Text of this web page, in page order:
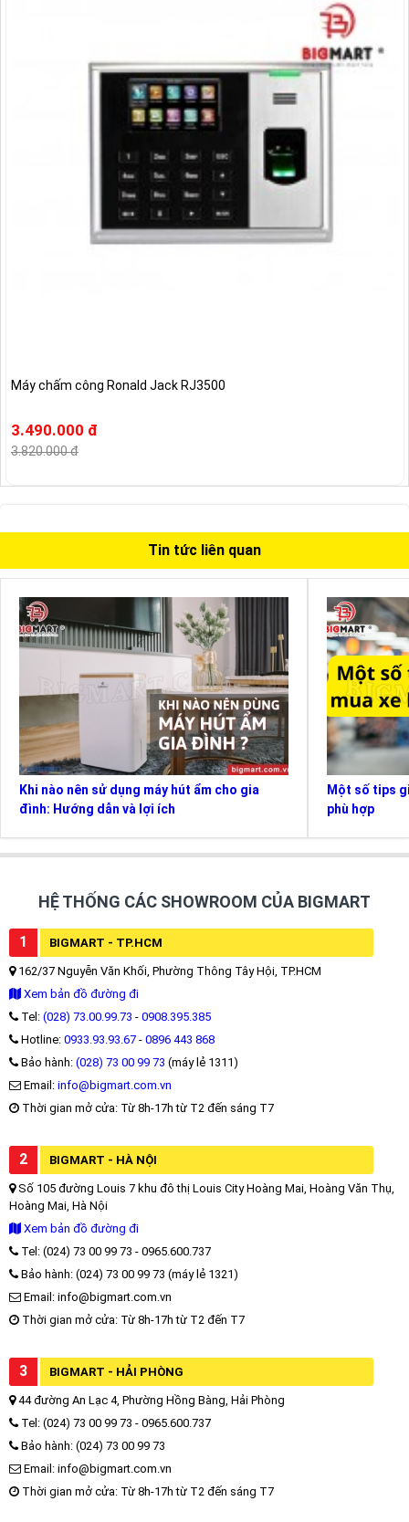
Máy chấm công Ronald Jack RJ3500
3.490.000 đ
3.820.000 đ
Tin tức liên quan
Khi nào nên sử dụng máy hút ẩm cho gia
đình: Hướng dẫn và lợi ích
Một số tips
phù hợp
HỆ THỐNG CÁC SHOWROOM CỦA BIGMART
1 BIGMART - TP.HCM
162/37 Nguyễn Văn Khối, Phường Thông Tây Hội, TP.HCM
Xem bản đồ đường đi
Tel: (028) 73.00.99.73 - 0908.395.385
Hotline: 0933.93.93.67 - 0896 443 868
Bảo hành: (028) 73 00 99 73 (máy lẻ 1311)
Email: info@bigmart.com.vn
Thời gian mở cửa: Từ 8h-17h từ T2 đến sáng T7
2 BIGMART - HÀ NỘI
Số 105 đường Louis 7 khu đô thị Louis City Hoàng Mai, Hoàng Văn Thụ,
Hoàng Mai, Hà Nội
Xem bản đồ đường đi
Tel: (024) 73 00 99 73 - 0965.600.737
Bảo hành: (024) 73 00 99 73 (máy lẻ 1321)
Email: info@bigmart.com.vn
Thời gian mở cửa: Từ 8h-17h từ T2 đến T7
3 BIGMART - HẢI PHÒNG
44 đường An Lạc 4, Phường Hồng Bàng, Hải Phòng
Tel: (024) 73 00 99 73 - 0965.600.737
Bảo hành: (024) 73 00 99 73
Email: info@bigmart.com.vn
Thời gian mở cửa: Từ 8h-17h từ T2 đến sáng T7